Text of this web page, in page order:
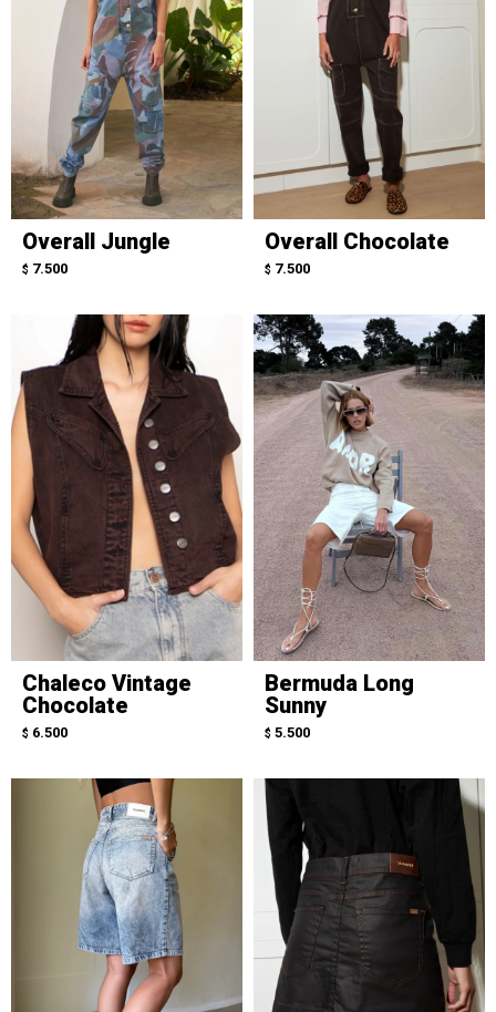
Overall Jungle
$ 7.500
Overall Chocolate
$ 7.500
Chaleco Vintage
Chocolate
$ 6.500
Bermuda Long
Sunny
$ 5.500